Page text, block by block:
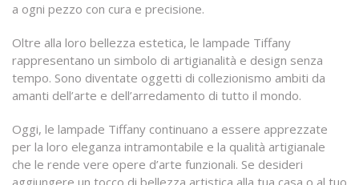
a ogni pezzo con cura e precisione.
Oltre alla loro bellezza estetica, le lampade Tiffany
rappresentano un simbolo di artigianalità e design senza
tempo. Sono diventate oggetti di collezionismo ambiti da
amanti dell’arte e dell’arredamento di tutto il mondo.
Oggi, le lampade Tiffany continuano a essere apprezzate
per la loro eleganza intramontabile e la qualità artigianale
che le rende vere opere d’arte funzionali. Se desideri
aggiungere un tocco di bellezza artistica alla tua casa o al tuo